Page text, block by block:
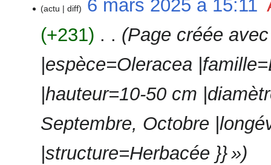
mars
2025
actu diff 6 mars 2025 à 15:11
+231
Page créée
|espèce=Oleracea
|hauteur=10-50 cm
Septembre, Octobre
|structure=Herbacée }} »